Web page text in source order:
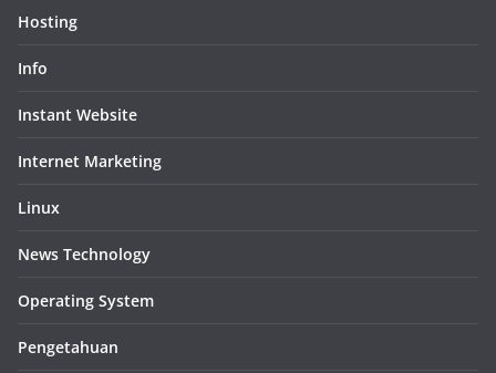
Hosting
Info
Instant Website
Internet Marketing
Linux
News Technology
Operating System
Pengetahuan